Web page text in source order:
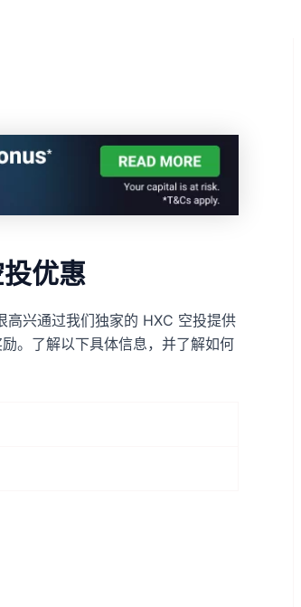
优惠
高兴通过我们独家的 HXC 空投提供
。了解以下具体信息，并了解如何